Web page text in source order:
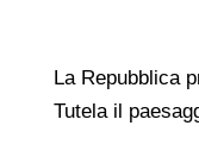
La Repubblica
Tutela il